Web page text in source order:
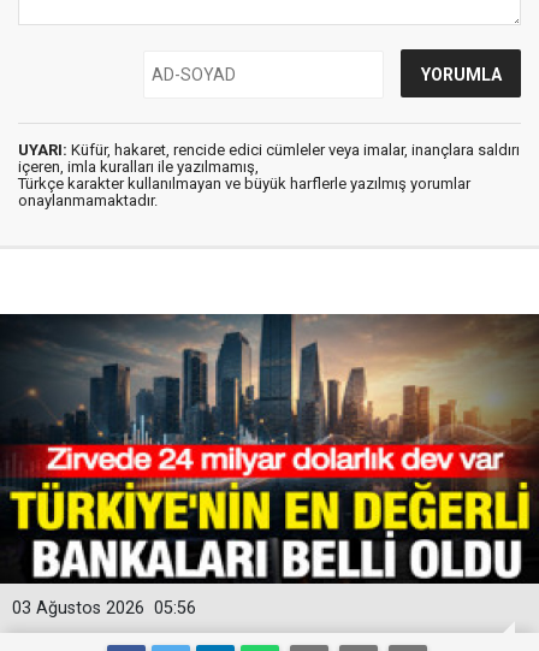
UYARI: Küfür, hakaret, rencide edici cümleler veya imalar, inançlara saldırı
içeren, imla kuralları ile yazılmamış,
Türkçe karakter kullanılmayan ve büyük harflerle yazılmış yorumlar
onaylanmamaktadır.
05:56
03 Ağustos 2026